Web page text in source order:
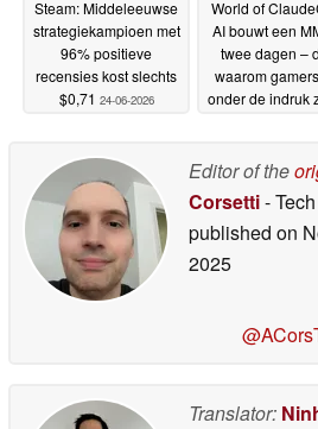
Steam: Middeleeuwse
strategiekampioen met
96% positieve
recensies kost slechts
$0,71 24-06-2026
World of
AI bouwt een
twee dagen –
waarom
onder de indruk
Editor of the
Corsetti-
published on
2025
Translator: